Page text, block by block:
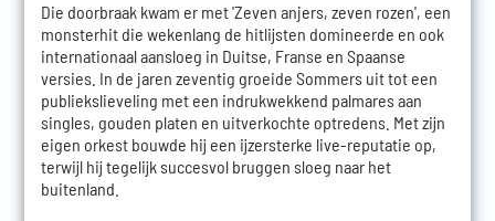
Die doorbraak kwam er met 'Zeven anjers, zeven rozen', een
monsterhit die wekenlang de hitlijsten domineerde en ook
internationaal aansloeg in Duitse, Franse en Spaanse
versies. In de jaren zeventig groeide Sommers uit tot een
publiekslieveling met een indrukwekkend palmares aan
singles, gouden platen en uitverkochte optredens. Met zijn
eigen orkest bouwde hij een ijzersterke live-reputatie op,
terwijl hij tegelijk succesvol bruggen sloeg naar het
buitenland.